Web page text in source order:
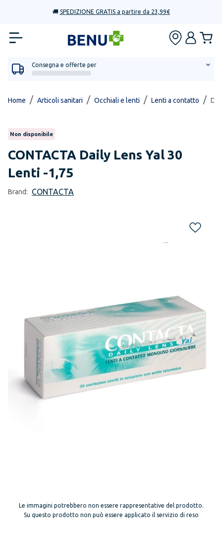
🚚 SPEDIZIONE GRATIS a partire da 23,99€
Consegna e offerte per
Home / Articoli sanitari / Occhiali e lenti / Lenti a contatto /
Non disponibile
CONTACTA Daily Lens Yal 30
Lenti -1,75
Brand: CONTACTA
Le immagini potrebbero non essere rappresentative del prodotto.
Su questo prodotto non può essere applicato il servizio di reso